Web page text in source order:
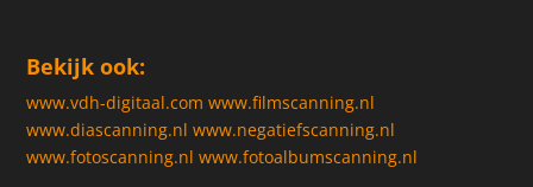
Bekijk ook:
www.vdh-digitaal.com www.filmscanning.nl
www.diascanning.nl www.negatiefscanning.nl
www.fotoscanning.nl www.fotoalbumscanning.nl